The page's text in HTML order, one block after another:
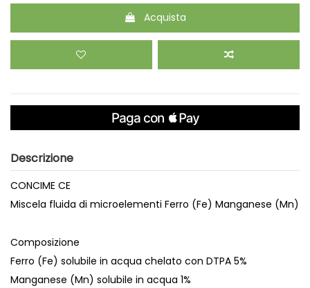
Acquista
Descrizione
CONCIME CE
Miscela fluida di microelementi Ferro (Fe) Manganese (Mn)
Composizione
Ferro (Fe) solubile in acqua chelato con DTPA 5%
Manganese (Mn) solubile in acqua 1%